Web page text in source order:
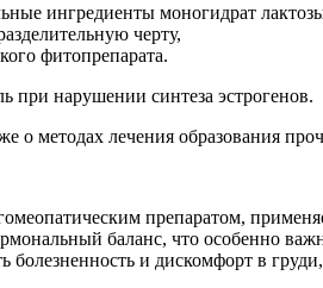
ингредиенты моногидрат
черту,
фитопрепарата.
при нарушении синтеза эстрогенов.
методах лечения образования
препаратом,
баланс, что
и дискомфорт в